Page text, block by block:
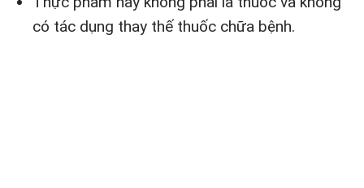
có tác dụng thay thế thuốc chữa bệnh.